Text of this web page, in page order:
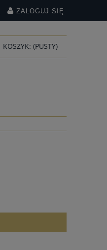
ZALOGUJ SIĘ
KOSZYK: (PUSTY)